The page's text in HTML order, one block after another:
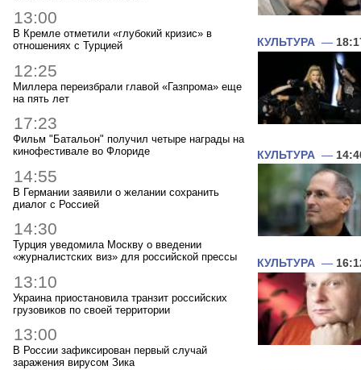
13:00
В Кремле отметили «глубокий кризис» в
отношениях с Турцией
12:25
Миллера переизбрали главой «Газпрома» еще
на пять лет
17:23
Фильм "Батальон" получил четыре награды на
кинофестивале во Флориде
14:55
В Германии заявили о желании сохранить
диалог с Россией
14:30
Турция уведомила Москву о введении
«журналистских виз» для российской прессы
13:10
Украина приостановила транзит российских
грузовиков по своей территории
13:00
В России зафиксирован первый случай
заражения вирусом Зика
КУЛЬТУРА —
КУЛЬТУРА —
КУЛЬТУРА —